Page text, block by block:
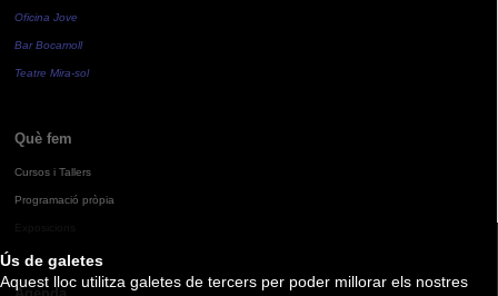
Ús de galetes
Aquest lloc utilitza galetes de tercers per poder millorar els nostres
Oficina Jove
Bar Bocamoll
Teatre Mira-sol
Què fem
Cursos i Tallers
Programació pròpia